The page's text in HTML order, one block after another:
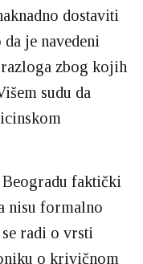
dostaviti
je navedeni
zbog kojih
sudu da
Beogradu faktički
nisu formalno
radi o vrsti
o krivičnom